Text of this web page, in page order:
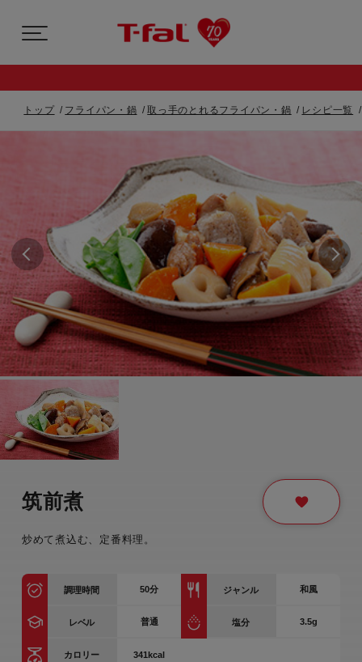
トップ フライパン・鍋 取っ手のとれるフライパン・鍋 レシピ一覧
筑前煮
炒めて煮込む、定番料理。
調理時間 50分 ジャンル 和風
レベル 普通 塩分 3.5g
カロリー 341kcal